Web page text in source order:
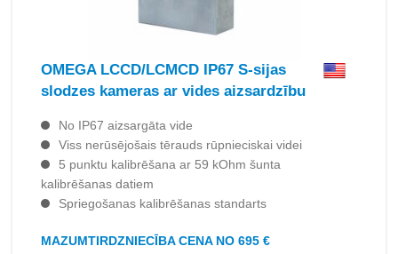
OMEGA LCCD/LCMCD IP67 S-sijas
slodzes kameras ar vides aizsardzību
No IP67 aizsargāta vide
Viss nerūsējošais tērauds rūpnieciskai videi
5 punktu kalibrēšana ar 59 kOhm šunta
kalibrēšanas datiem
Spriegošanas kalibrēšanas standarts
MAZUMTIRDZNIECĪBA CENA NO 695 €